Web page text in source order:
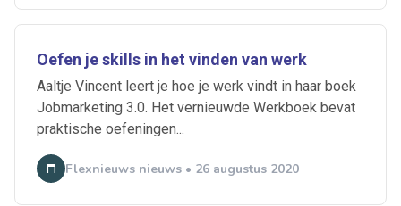
Oefen je skills in het vinden van werk
Aaltje Vincent leert je hoe je werk vindt in haar boek
Jobmarketing 3.0. Het vernieuwde Werkboek bevat
praktische oefeningen...
Flexnieuws nieuws • 26 augustus 2020